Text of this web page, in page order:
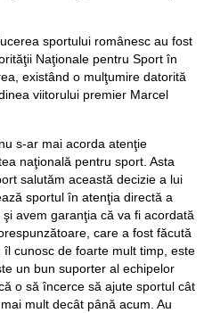
sportului românesc au fost
Naţionale pentru Sport în
existând o mulţumire datorită
viitorului premier Marcel
s-ar mai acorda atenţie
naţională pentru sport. Asta
salutăm această decizie a lui
sportul în atenţia directă a
avem garanţia că va fi acordată
care a fost făcută
cunosc de foarte mult timp, este
un bun suporter al echipelor
o să încerce să ajute sportul cât
mult decât până acum. Au